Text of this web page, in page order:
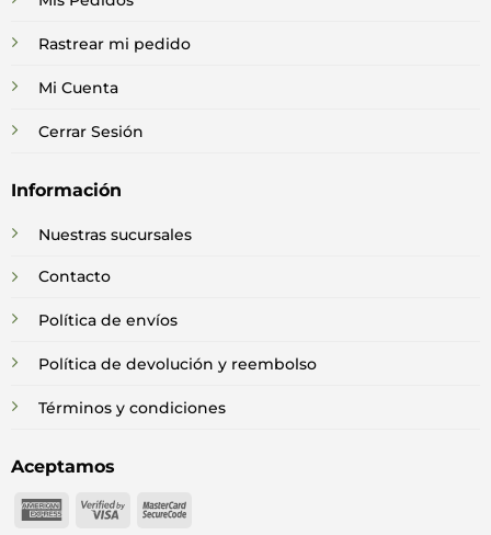
Rastrear mi pedido
Mi Cuenta
Cerrar Sesión
Información
Nuestras sucursales
Contacto
Política de envíos
Política de devolución y reembolso
Términos y condiciones
Aceptamos
American
Visa
MasterCard